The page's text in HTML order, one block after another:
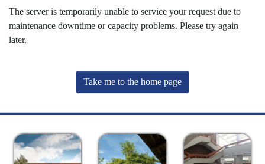
The server is temporarily unable to service your request due to
maintenance downtime or capacity problems. Please try again
later.
Take me to the home page